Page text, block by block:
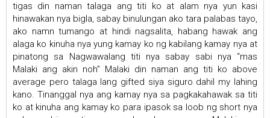
tigas din naman talaga ang titi ko at alam nya yun kasi
hinawakan nya bigla, sabay binulungan ako tara palabas tayo,
ako namn tumango at hindi nagsalita, habang hawak ang
alaga ko kinuha nya yung kamay ko ng kabilang kamay nya at
pinatong sa Nagwawalang titi nya sabay sabi nya “mas
Malaki ang akin noh” Malaki din naman ang titi ko above
average pero talaga lang gifted siya siguro dahil my lahing
kano. Tinanggal nya ang kamay nya sa pagkakahawak sa titi
ko at kinuha ang kamay ko para ipasok sa loob ng short nya